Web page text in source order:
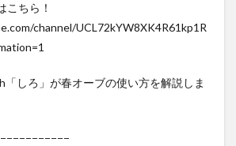
こちら！
channel/UCL72kYW8XK4R61kp1R
しろ」が春オーブの使い方を解説しま